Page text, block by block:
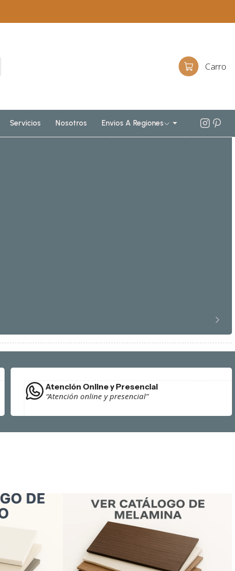
Carro
Servicios Nosotros Envios A Regiones
Atención Online y Presencial
“Atención online y presencial”